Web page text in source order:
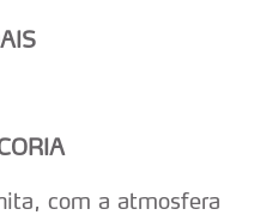
com a atmosfera